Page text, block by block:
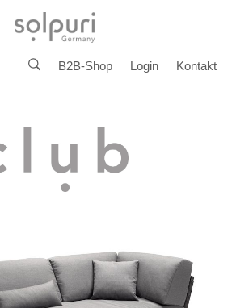
B2B-Shop Login Kontakt